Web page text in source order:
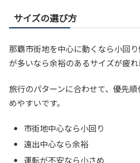
サイズの選び方
那覇市街地を中心に動くなら小回
が多いなら余裕のあるサイズが疲れ
旅行のパターンに合わせて、優先
めやすいです。
市街地中心なら小回り
遠出中心なら余裕
運転が不安なら小さめ